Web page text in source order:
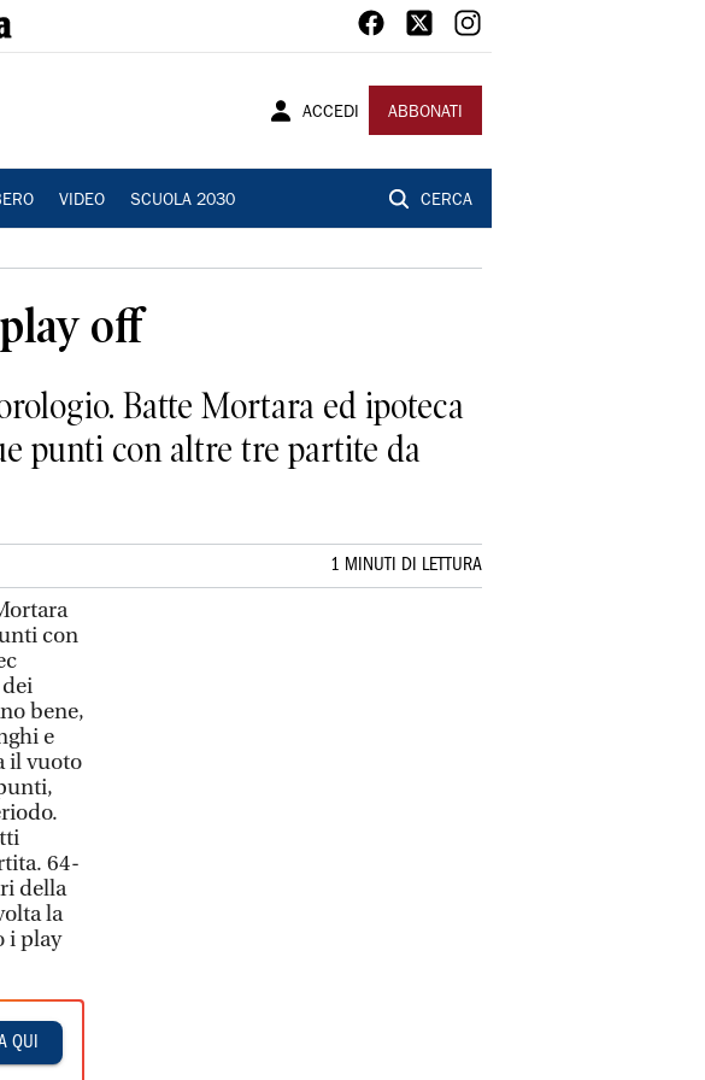
ACCEDI ABBONATI
VIDEO SCUOLA 2030 CERCA
off
Batte Mortara ed ipoteca
punti con altre tre partite da
1 MINUTI DI LETTURA
con
bene,
e
il vuoto
64-
della
la
i play
QUI